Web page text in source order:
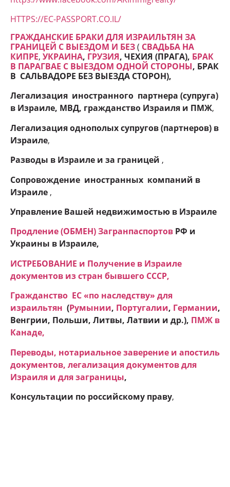
HTTPS://EC-PASSPORT.CO.IL/
ГРАЖДАНСКИЕ БРАКИ ДЛЯ ИЗРАИЛЬТЯН ЗА
ГРАНИЦЕЙ С ВЫЕЗДОМ И БЕЗ( СВАДЬБА НА
КИПРЕ, УКРАИНА, ГРУЗИЯ, ЧЕХИЯ (ПРАГА), БРАК
В ПАРАГВАЕ С ВЫЕЗДОМ ОДНОЙ СТОРОНЫ, БРАК
В САЛЬВАДОРЕ БЕЗ ВЫЕЗДА СТОРОН),
Легализация иностранного партнера (супруга)
в Израиле, МВД, гражданство Израиля и ПМЖ,
Легализация однополых супругов (партнеров) в
Израиле,
Разводы в Израиле и за границей ,
Сопровождение иностранных компаний в
Израиле ,
Управление Вашей недвижимостью в Израиле
Продление (ОБМЕН) Загранпаспортов РФ и
Украины в Израиле,
ИСТРЕБОВАНИЕ и Получение в Израиле
документов из стран бывшего СССР,
Гражданство ЕC «по наследству» для
израильтян (Румынии, Португалии, Германии,
Венгрии, Польши, Литвы, Латвии и др.), ПМЖ в
Канаде,
Переводы, нотариальное заверение и апостиль
документов, легализация документов для
Израиля и для заграницы,
Консультации по российскому праву,